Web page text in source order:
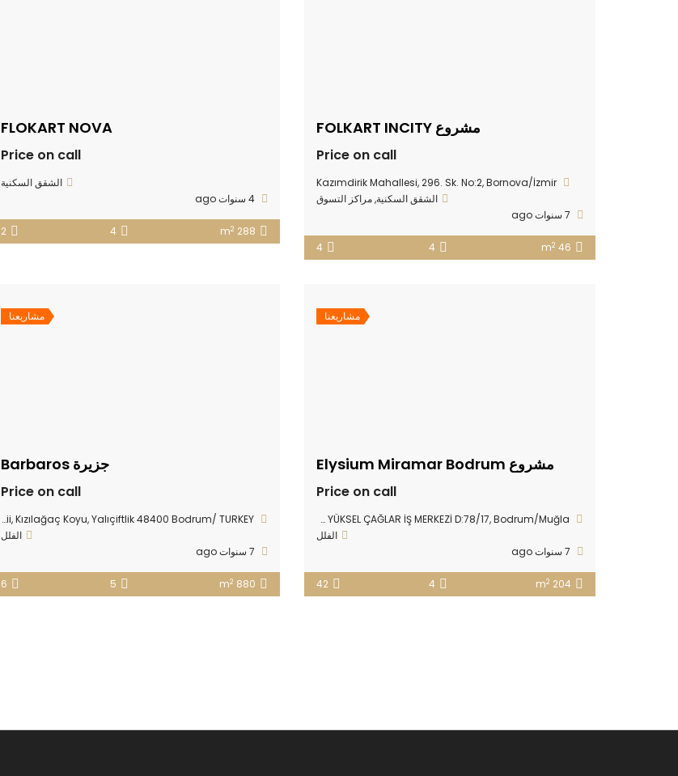
FLOKART NOVA
Price on call
الشقق السكنية
288 m
2
4
2
مشروع FOLKART INCITY
Price on call
Kazımdirik Mahallesi, 296. Sk. No:2, Bornova/İzmir
الشقق السكنية,مراكز التسوق
46 m
2
4
4
مشاريعنا
جزيرة Barbaros
Price on call
Bodrum Gerenkuyu Mevkii, Kızılağaç Koyu, Yalıçiftlik 48400 Bodrum/ TURKEY
الفلل
880 m
2
5
6
مشاريعنا
مشروع Elysium Miramar Bodrum
Price on call
Yokuşbaşı Mahallesi, KIBRIS ŞEHİTLERİ CAD YÜKSEL ÇAĞLAR İŞ MERKEZİ D:78/17, Bodrum/Muğla
الفلل
204 m
2
4
42